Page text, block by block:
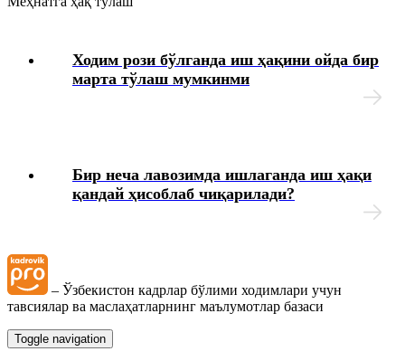
Ишга қабул қилиш
HR-менеджмент
Иш берувчининг фуқаролик жавобгарлигини суғурта
қилиш
Ходим рози бўлганда иш ҳақини ойда бир
марта тўлаш мумкинми
Бир неча лавозимда ишлаганда иш ҳақи
қандай ҳисоблаб чиқарилади?
– Ўзбекистон кадрлар бўлими ходимлари учун
тавсиялар ва маслаҳатларнинг маълумотлар базаси
Toggle navigation